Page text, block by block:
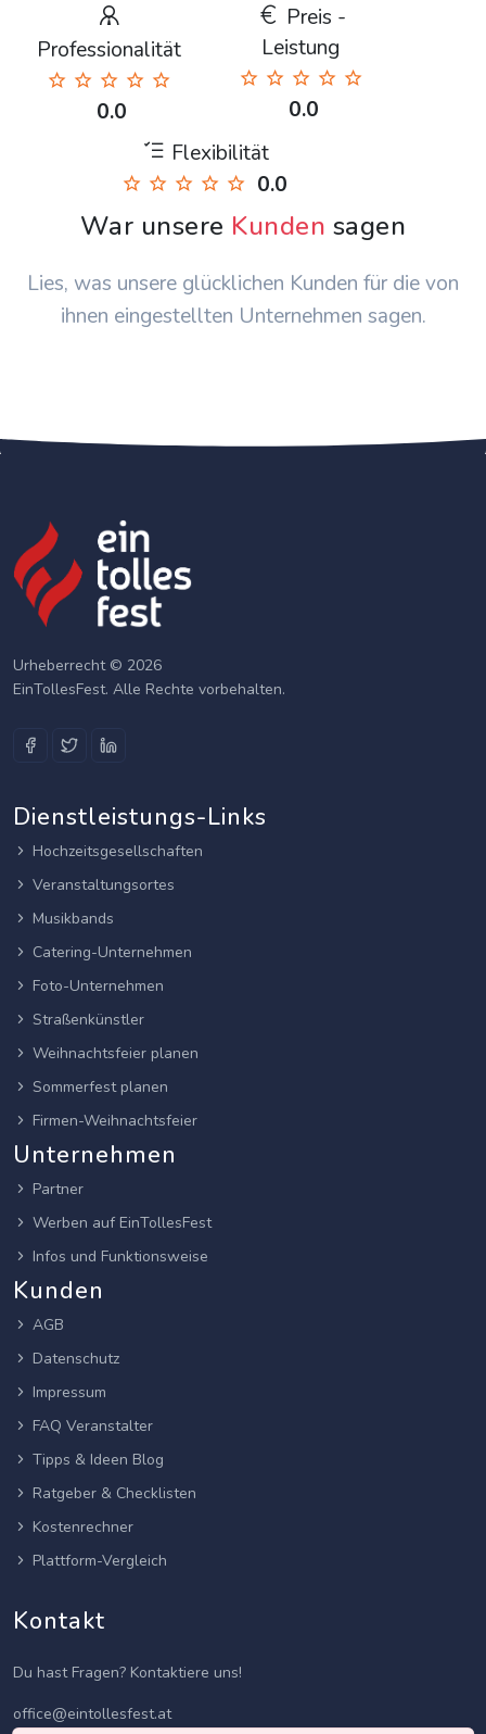
Professionalität
0.0
Preis -
Leistung
0.0
Flexibilität
0.0
War unsere Kunden sagen
Lies, was unsere glücklichen Kunden für die von
ihnen eingestellten Unternehmen sagen.
Urheberrecht © 2026
EinTollesFest. Alle Rechte vorbehalten.
Dienstleistungs-Links
Hochzeitsgesellschaften
Veranstaltungsortes
Musikbands
Catering-Unternehmen
Foto-Unternehmen
Straßenkünstler
Weihnachtsfeier planen
Sommerfest planen
Firmen-Weihnachtsfeier
Unternehmen
Partner
Werben auf EinTollesFest
Infos und Funktionsweise
Kunden
AGB
Datenschutz
Impressum
FAQ Veranstalter
Tipps & Ideen Blog
Ratgeber & Checklisten
Kostenrechner
Plattform-Vergleich
Kontakt
Du hast Fragen? Kontaktiere uns!
office@eintollesfest.at